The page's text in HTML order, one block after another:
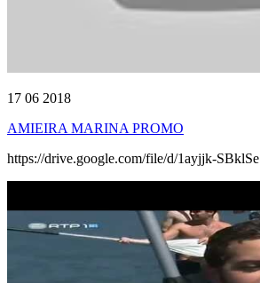
17 06 2018
AMIEIRA MARINA PROMO
https://drive.google.com/file/d/1ayjjk-SBklSe